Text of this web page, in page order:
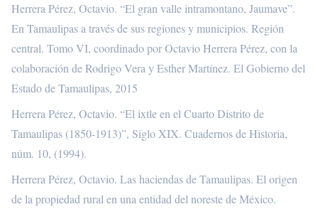
Herrera Pérez, Octavio. “El gran valle intramontano, Jaumave”.
En Tamaulipas a través de sus regiones y municipios. Región
central. Tomo VI, coordinado por Octavio Herrera Pérez, con la
colaboración de Rodrigo Vera y Esther Martínez. El Gobierno del
Estado de Tamaulipas, 2015
Herrera Pérez, Octavio. “El ixtle en el Cuarto Distrito de
Tamaulipas (1850-1913)”, Siglo XIX. Cuadernos de Historia,
núm. 10, (1994).
Herrera Pérez, Octavio. Las haciendas de Tamaulipas. El origen
de la propiedad rural en una entidad del noreste de México.